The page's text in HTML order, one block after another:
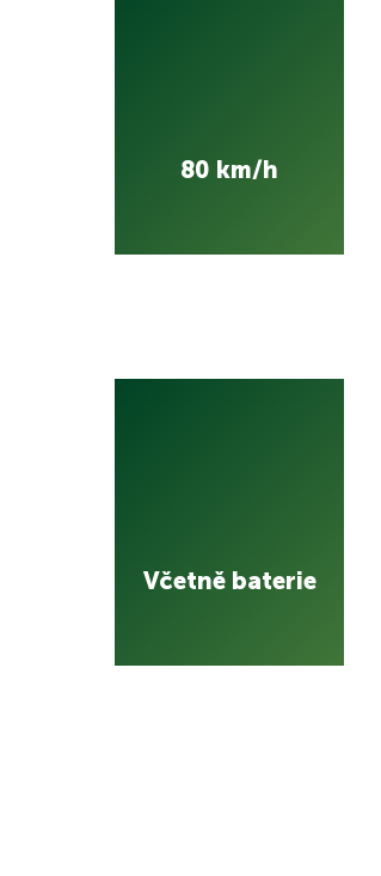
80 km/h
Včetně baterie